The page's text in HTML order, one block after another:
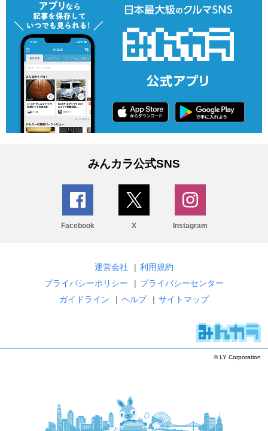
みんカラ公式SNS
Facebook X Instagram
運営会社 | 利用規約
プライバシーポリシー
| プライバシーセンター
ガイドライン
| ヘルプ | サイトマップ
© LY Corporation